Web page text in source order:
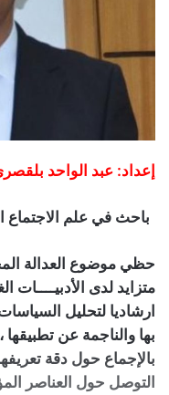
إعداد: عبد الواحد
باحث في علم الاجتماع
متزايد لدى
ارشاديا لتحليل
بها والناجمة عن تطبيقها
بالإجماع حول دقة
التوصل حول العناصر